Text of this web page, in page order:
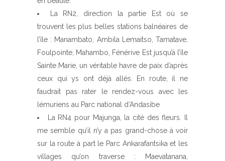
La RN2, direction la partie Est où se
trouvent les plus belles stations balnéaires de
l’île : Manambato, Ambila Lemaitso, Tamatave,
Foulpointe, Mahambo, Fénérive Est jusqu’à l’île
Sainte Marie, un véritable havre de paix d’après
ceux qui ys ont déjà allés. En route, il ne
faudrait pas rater le rendez-vous avec les
lémuriens au Parc national d’Andasibe
La RN4 pour Majunga, la cité des fleurs. Il
me semble qu’il n’y a pas grand-chose à voir
sur la route à part le Parc Ankarafantsika et les
villages qu’on traverse : Maevatanana,